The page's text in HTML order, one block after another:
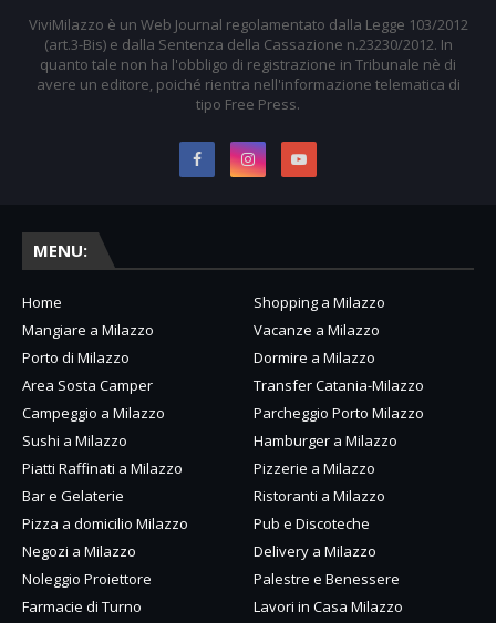
ViviMilazzo è un Web Journal regolamentato dalla Legge 103/2012
(art.3-Bis) e dalla Sentenza della Cassazione n.23230/2012. In
quanto tale non ha l'obbligo di registrazione in Tribunale nè di
avere un editore, poiché rientra nell'informazione telematica di
tipo Free Press.
MENU:
Home
Shopping a Milazzo
Mangiare a Milazzo
Vacanze a Milazzo
Porto di Milazzo
Dormire a Milazzo
Area Sosta Camper
Transfer Catania-Milazzo
Campeggio a Milazzo
Parcheggio Porto Milazzo
Sushi a Milazzo
Hamburger a Milazzo
Piatti Raffinati a Milazzo
Pizzerie a Milazzo
Bar e Gelaterie
Ristoranti a Milazzo
Pizza a domicilio Milazzo
Pub e Discoteche
Negozi a Milazzo
Delivery a Milazzo
Noleggio Proiettore
Palestre e Benessere
Farmacie di Turno
Lavori in Casa Milazzo